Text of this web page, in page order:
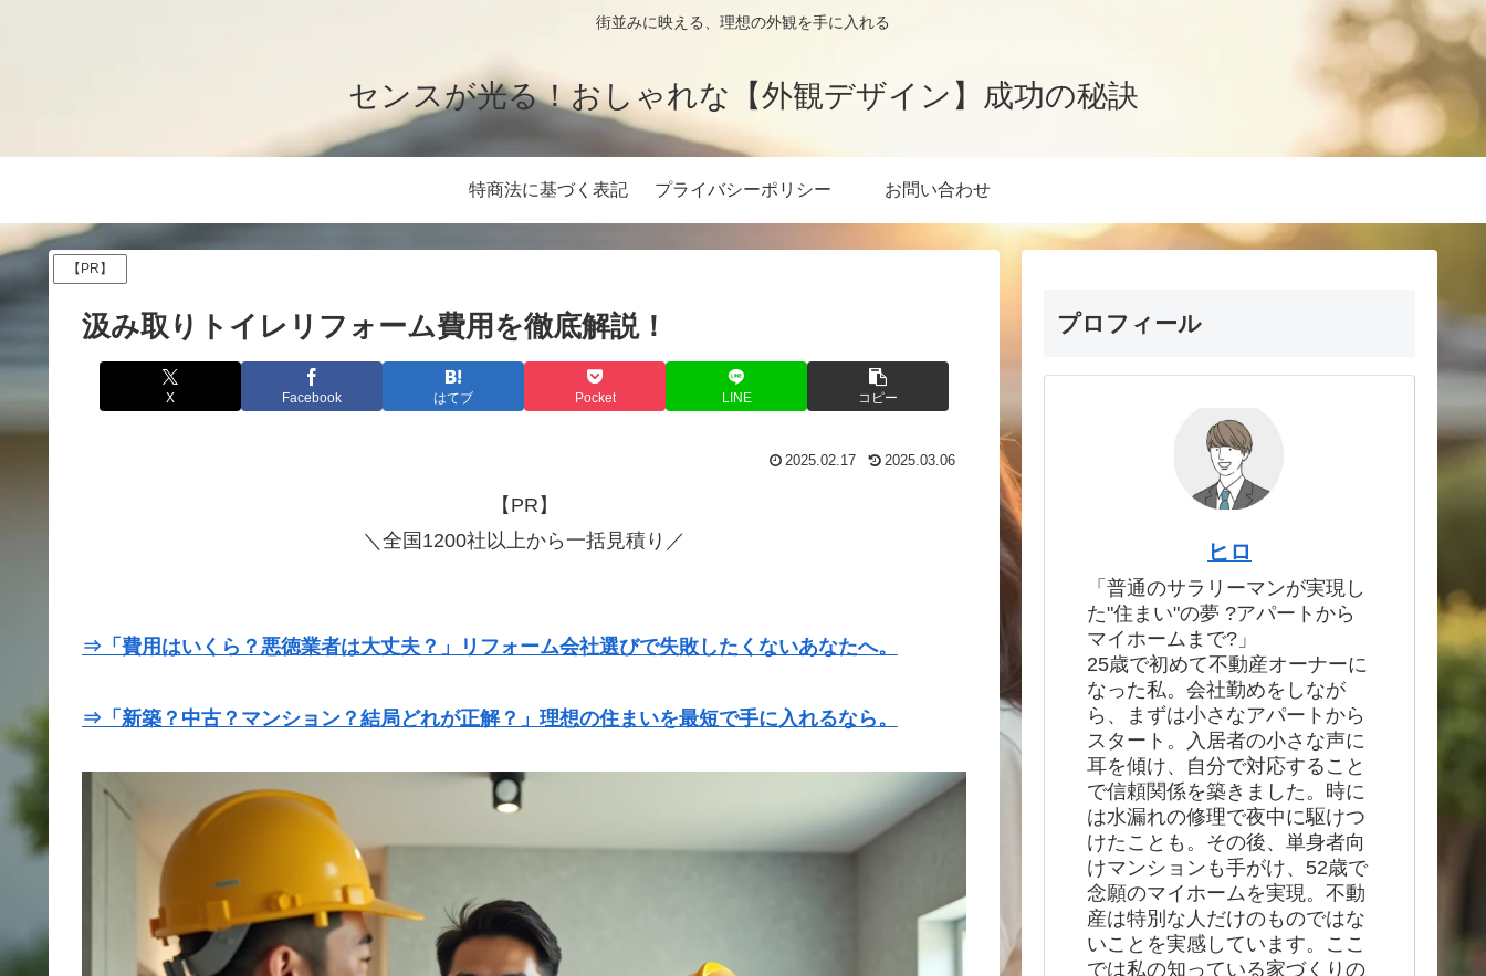
街並みに映える、理想の外観を手に入れる
センスが光る！おしゃれな【外観デザイン】成功の秘訣
特商法に基づく表記 プライバシーポリシー お問い合わせ
【PR】
汲み取りトイレリフォーム費用を徹底解説！
X Facebook はてブ Pocket LINE コピー
2025.02.17 2025.03.06
【PR】
＼全国1200社以上から一括見積り／
⇒「費用はいくら？悪徳業者は大丈夫？」リフォーム会社選びで失敗したくないあなたへ。
⇒「新築？中古？マンション？結局どれが正解？」理想の住まいを最短で手に入れるなら。
プロフィール
ヒロ
「普通のサラリーマンが実現し
た"住まい"の夢 ?アパートから
マイホームまで?」
25歳で初めて不動産オーナーに
なった私。会社勤めをしなが
ら、まずは小さなアパートから
スタート。入居者の小さな声に
耳を傾け、自分で対応すること
で信頼関係を築きました。時に
は水漏れの修理で夜中に駆けつ
けたことも。その後、単身者向
けマンションも手がけ、52歳で
念願のマイホームを実現。不動
産は特別な人だけのものではな
いことを実感しています。ここ
では私の知っている家づくりの